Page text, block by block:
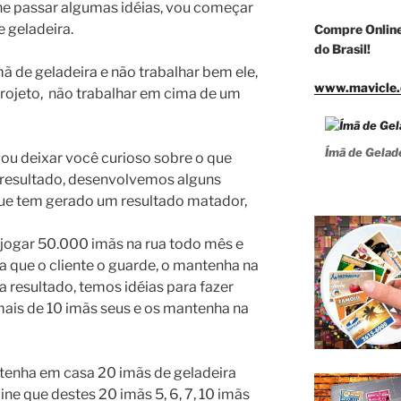
passar algumas idéias, vou começar
geladeira.
de geladeira e não trabalhar bem ele,
não trabalhar em cima de um
deixar você curioso sobre o que
desenvolvemos alguns
tem gerado um resultado matador,
50.000 imãs na rua todo mês e
o cliente o guarde, o mantenha na
resultado, temos idéias para fazer
de 10 imãs seus e os mantenha na
em casa 20 imãs de geladeira
que destes 20 imãs 5, 6, 7, 10 imãs
Compre
do Brasil!
Ímã de